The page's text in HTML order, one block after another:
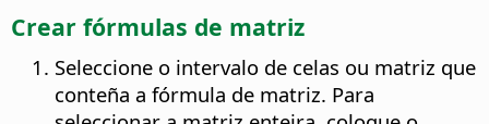
Crear fórmulas de matriz
Seleccione o intervalo de celas ou matriz que
conteña a fórmula de matriz. Para